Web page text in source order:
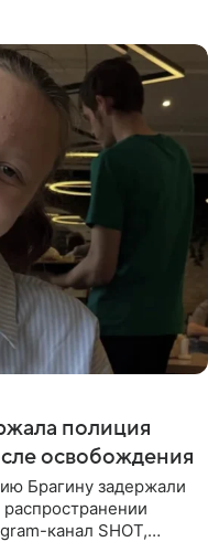
полиция
освобождения
Брагину задержали
канал SHOT,